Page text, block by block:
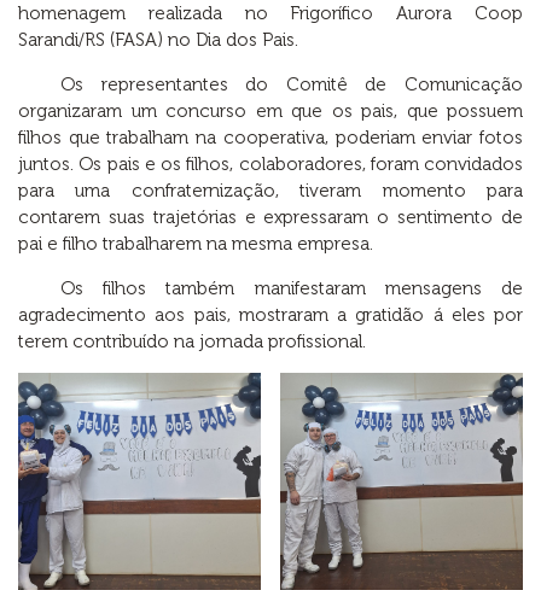
homenagem realizada no Frigorífico Aurora Coop
Sarandi/RS (FASA) no Dia dos Pais.
Os representantes do Comitê de Comunicação
organizaram um concurso em que os pais, que possuem
filhos que trabalham na cooperativa, poderiam enviar fotos
juntos. Os pais e os filhos, colaboradores, foram convidados
para uma confraternização, tiveram momento para
contarem suas trajetórias e expressaram o sentimento de
pai e filho trabalharem na mesma empresa.
Os filhos também manifestaram mensagens de
agradecimento aos pais, mostraram a gratidão á eles por
terem contribuído na jornada profissional.